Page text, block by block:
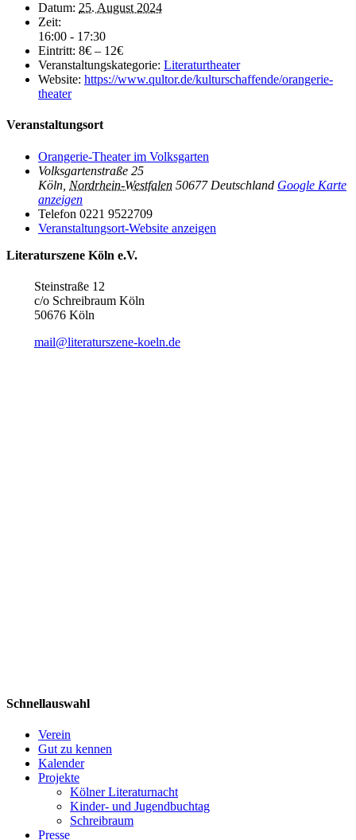
Datum: 25. August 2024
Zeit:
16:00 - 17:30
Eintritt: 8€ – 12€
Veranstaltungskategorie: Literaturtheater
Website: https://www.qultor.de/kulturschaffende/orangerie-
theater
Veranstaltungsort
Orangerie-Theater im Volksgarten
Volksgartenstraße 25
Köln Nordrhein-Westfalen 50677 Deutschland Google Karte
anzeigen
Telefon 0221 9522709
Veranstaltungsort-Website anzeigen
Literaturszene Köln e.V.
Steinstraße 12
c/o Schreibraum Köln
50676 Köln
mail@literaturszene-koeln.de
Schnellauswahl
Verein
Gut zu kennen
Kalender
Projekte
Kölner Literaturnacht
Kinder- und Jugendbuchtag
Schreibraum
Presse